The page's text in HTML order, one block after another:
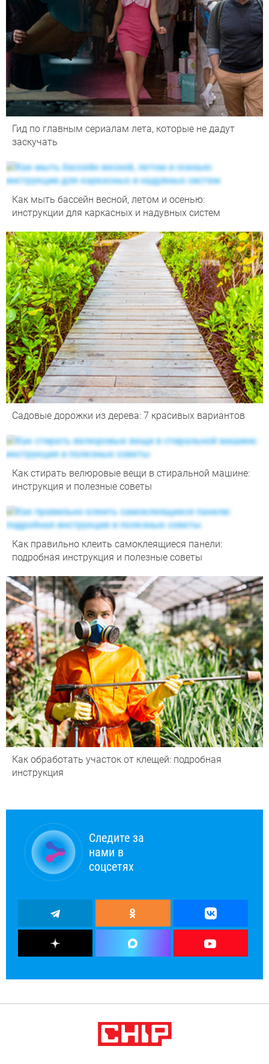
Гид по главным сериалам лета, которые не дадут
заскучать
Как мыть бассейн весной, летом и осенью:
инструкции для каркасных и надувных систем
Садовые дорожки из дерева: 7 красивых вариантов
Как стирать велюровые вещи в стиральной машине:
инструкция и полезные советы
Как правильно клеить самоклеящиеся панели:
подробная инструкция и полезные советы
Как обработать участок от клещей: подробная
инструкция
Следите за
нами в
соцсетях